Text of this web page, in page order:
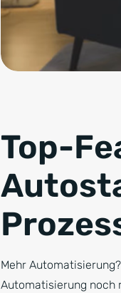
Top-
Mehr
Automatisierung noch